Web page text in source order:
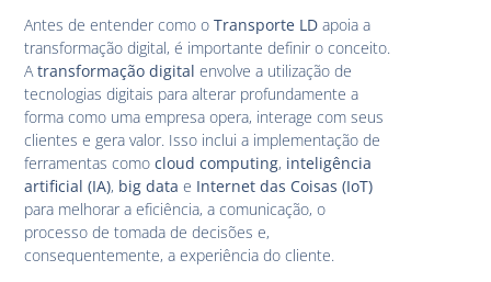
Antes de entender como oTransporte LD apoia a
transformação digital, é importante definir o conceito.
Atransformação digital envolve a utilização de
tecnologias digitais para alterar profundamente a
forma como uma empresa opera, interage com seus
clientes e gera valor. Isso inclui a implementação de
ferramentas comocloud computing, inteligência
artificial (IA), big data e Internet das Coisas (IoT)
para melhorar a eficiência, a comunicação, o
processo de tomada de decisões e,
consequentemente, a experiência do cliente.